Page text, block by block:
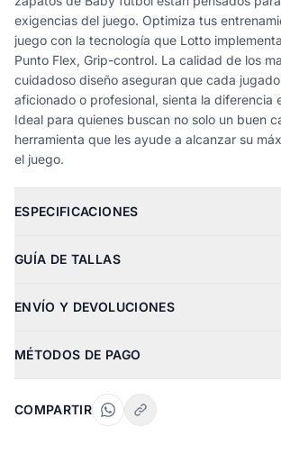
exigencias del juego. Optimiza tus
juego con la tecnología que Lotto
Punto Flex, Grip-control. La calidad de los
cuidadoso diseño aseguran que cada
aficionado o profesional, sienta la diferencia
Ideal para quienes buscan no solo un buen
herramienta que les ayude a alcanzar su
el juego.
ESPECIFICACIONES
GUÍA DE TALLAS
ENVÍO Y DEVOLUCIONES
MÉTODOS DE PAGO
COMPARTIR